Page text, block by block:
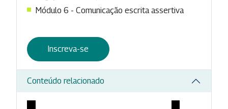
Módulo 6 - Comunicação escrita assertiva
Inscreva-se
Conteúdo relacionado